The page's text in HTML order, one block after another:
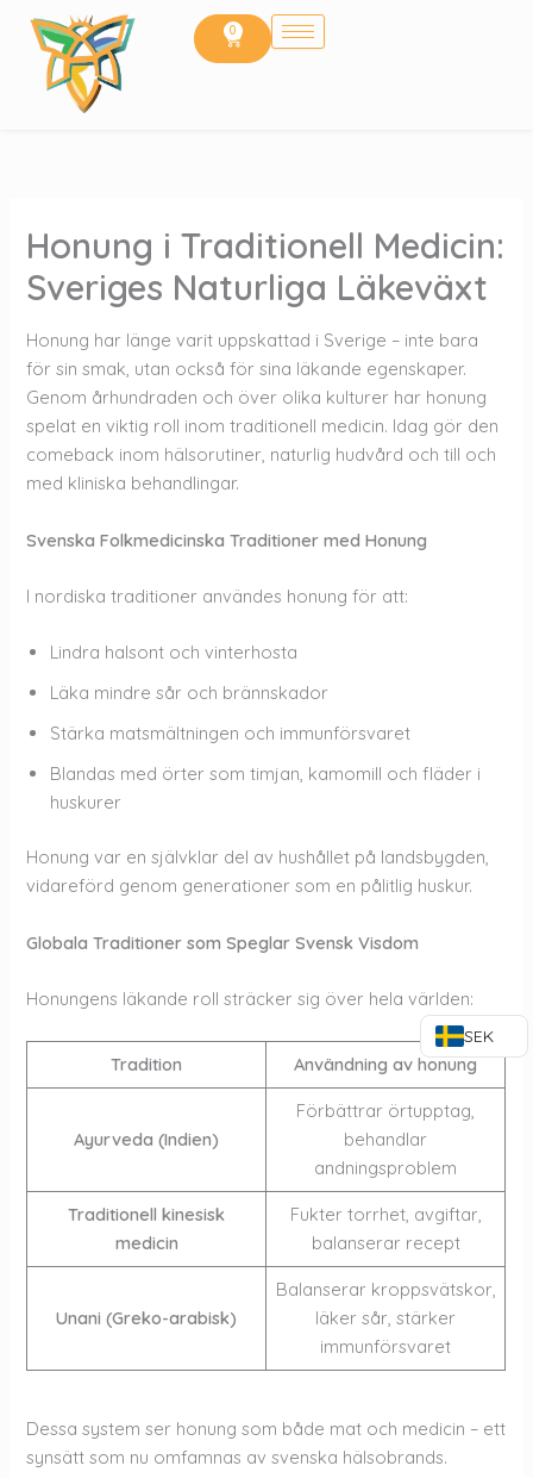
Hoppa
innehåll
0
Cart
Honung i Traditionell Medicin:
Sveriges Naturliga Läkeväxt
Honung har länge varit uppskattad i Sverige – inte bara
för sin smak, utan också för sina läkande egenskaper.
Genom århundraden och över olika kulturer har honung
spelat en viktig roll inom traditionell medicin. Idag gör den
comeback inom hälsorutiner, naturlig hudvård och till och
med kliniska behandlingar.
Svenska Folkmedicinska Traditioner med Honung
I nordiska traditioner användes honung för att:
Lindra halsont och vinterhosta
Läka mindre sår och brännskador
Stärka matsmältningen och immunförsvaret
Blandas med örter som timjan, kamomill och fläder i
huskurer
Honung var en självklar del av hushållet på landsbygden,
vidareförd genom generationer som en pålitlig huskur.
Globala Traditioner som Speglar Svensk Visdom
Honungens läkande roll sträcker sig över hela världen:
Tradition Användning av honung
Ayurveda (Indien)
Förbättrar örtupptag,
behandlar
andningsproblem
Traditionell kinesisk
medicin
Fukter torrhet, avgiftar,
balanserar recept
Unani (Greko-arabisk)
Balanserar kroppsvätskor,
läker sår, stärker
immunförsvaret
Dessa system ser honung som både mat och medicin – ett
synsätt som nu omfamnas av svenska hälsobrands.
SEK